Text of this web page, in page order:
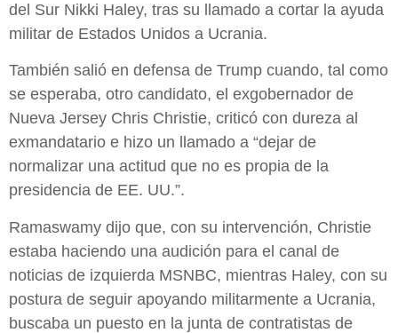
del Sur Nikki Haley, tras su llamado a cortar la ayuda
militar de Estados Unidos a Ucrania.
También salió en defensa de Trump cuando, tal como
se esperaba, otro candidato, el exgobernador de
Nueva Jersey Chris Christie, criticó con dureza al
exmandatario e hizo un llamado a “dejar de
normalizar una actitud que no es propia de la
presidencia de EE. UU.”.
Ramaswamy dijo que, con su intervención, Christie
estaba haciendo una audición para el canal de
noticias de izquierda MSNBC, mientras Haley, con su
postura de seguir apoyando militarmente a Ucrania,
buscaba un puesto en la junta de contratistas de